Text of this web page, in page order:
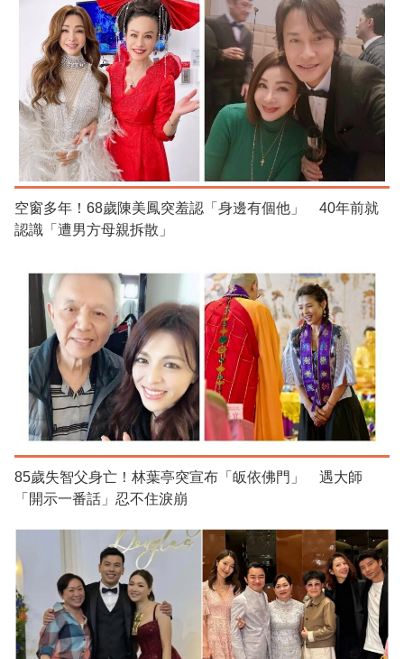
空窗多年！68歲陳美鳳突羞認「身邊有個他」 40年前就
認識「遭男方母親拆散」
85歲失智父身亡！林葉亭突宣布「皈依佛門」 遇大師
「開示一番話」忍不住淚崩